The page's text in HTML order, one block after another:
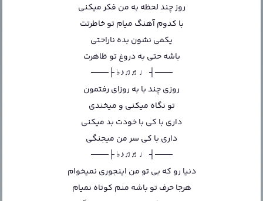
روز چند لحظه به من فکر میکنی
با کدوم آهنگ میام تو خاطرتت
یکمی نشون بده ناراحتی
باشه حتی به دروغ تو ظاهرت
───┤ ♩♬♫♪♭ ├───
روزی چند با به روزای رفتمون
تو نگاه میکنی و میخندی
داری با کی با خودت بد میکنی
داری با کی سر من میجنگی
───┤ ♩♬♫♪♭ ├───
دنیا رو که بی تو من اینجوری نمیخوام
هرجا حرف تو باشه منم کوتاه نمیام